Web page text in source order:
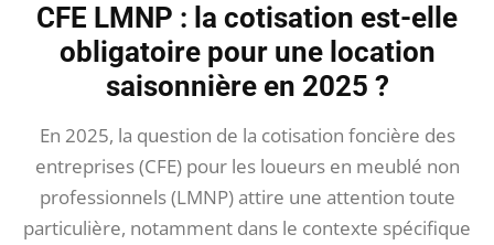
CFE LMNP : la cotisation est-elle
obligatoire pour une location
saisonnière en 2025 ?
En 2025, la question de la cotisation foncière des
entreprises (CFE) pour les loueurs en meublé non
professionnels (LMNP) attire une attention toute
particulière, notamment dans le contexte spécifique